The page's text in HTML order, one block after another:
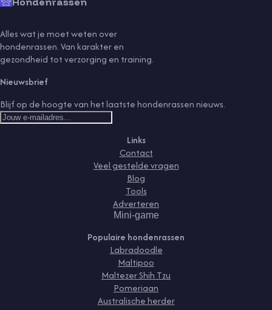
Alles wat je moet weten over
hondenrassen. Van karakter en
gezondheid tot verzorging en training.
Nieuwsbrief
Blijf op de hoogte van het laatste hondenrassen nieuws.
Links
Contact
Veel gestelde vragen
Blog
Tools
Adverteren
Mini-game
Populaire hondenrassen
Labradoodle
Maltipoo
Maltezer Shih Tzu
Pomeriaan
Australische herder